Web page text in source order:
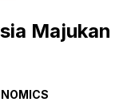
Majukan